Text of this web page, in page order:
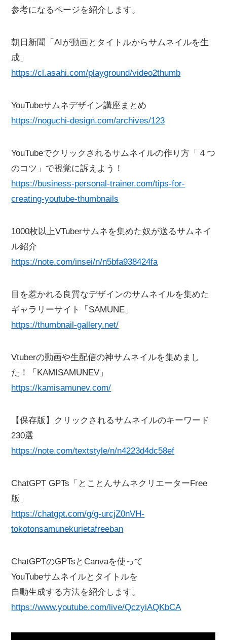
参考になるページを紹介します。
朝日新聞「AIが動画とタイトルからサムネイルを生
成」
https://cl.asahi.com/playground/video2thumb
YouTubeサムネデザイン講座まとめ
https://noguchi-design.com/archives/123
YouTubeでクリックされるサムネイルの作り方「４つ
のコツ」で視覚に訴えよう！
https://business-personal-trainer.com/tips-for-
creating-youtube-thumbnails
1000枚以上VTuberサムネを集めた奴が送るサムネイ
ル紹介
https://note.com/insei/n/n5bfa938424fa
目を惹かれる良質なデザインのサムネイルを集めた
ギャラリーサイト「SAMUNE」
https://thumbnail-gallery.net/
Vtuberの動画や生配信の神サムネイルを集めまし
た！「KAMISAMUNEV」
https://kamisamunev.com/
【保存版】クリックされるサムネイルのキーワード
230選
https://note.com/textstyle/n/n4223d4dc58ef
ChatGPT GPTs「とことんサムネクリエーターFree
版」
https://chatgpt.com/g/g-urcjZ0nVH-
tokotonsamunekurietafreeban
ChatGPTのGPTsとCanvaを使って
YouTubeサムネイルとタイトルを
自動生成する方法を紹介します。
https://www.youtube.com/live/QczyiAQKbCA